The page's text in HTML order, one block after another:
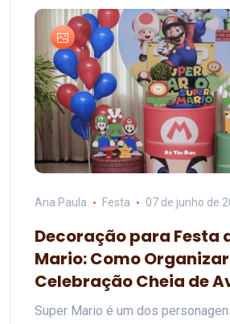
Ana Paula Festa 07 de junho de
Decoração para Festa
Mario: Como
Celebração Cheia de
Super Mario é um dos